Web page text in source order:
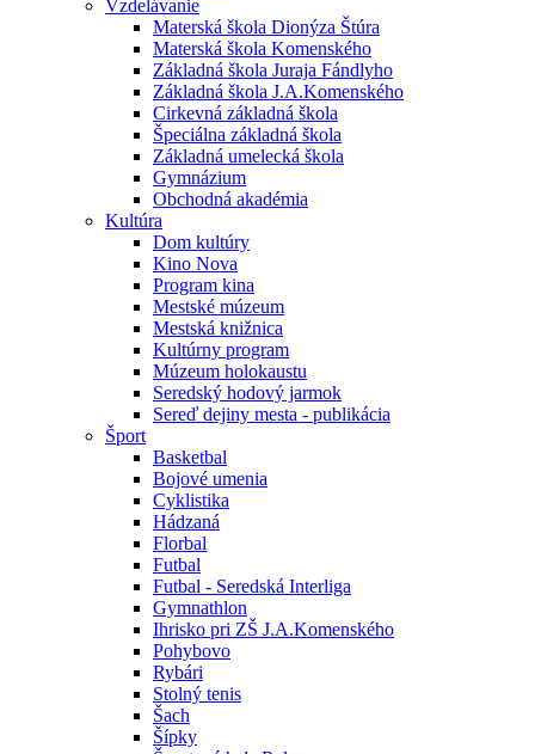
Vzdelávanie
Materská škola Dionýza Štúra
Materská škola Komenského
Základná škola Juraja Fándlyho
Základná škola J.A.Komenského
Cirkevná základná škola
Špeciálna základná škola
Základná umelecká škola
Gymnázium
Obchodná akadémia
Kultúra
Dom kultúry
Kino Nova
Program kina
Mestské múzeum
Mestská knižnica
Kultúrny program
Múzeum holokaustu
Seredský hodový jarmok
Sereď dejiny mesta - publikácia
Šport
Basketbal
Bojové umenia
Cyklistika
Hádzaná
Florbal
Futbal
Futbal - Seredská Interliga
Gymnathlon
Ihrisko pri ZŠ J.A.Komenského
Pohybovo
Rybári
Stolný tenis
Šach
Šípky